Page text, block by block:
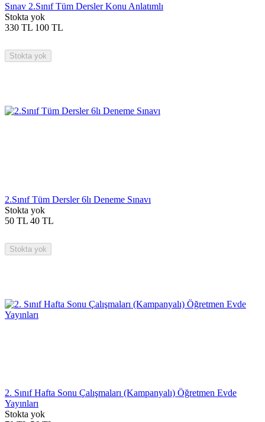
Sınav 2.Sınıf Tüm Dersler Konu Anlatımlı
Stokta yok
330 TL 100 TL
Stokta yok
2.Sınıf Tüm Dersler 6lı Deneme Sınavı
Stokta yok
50 TL 40 TL
Stokta yok
2. Sınıf Hafta Sonu Çalışmaları (Kampanyalı) Öğretmen Evde
Yayınları
Stokta yok